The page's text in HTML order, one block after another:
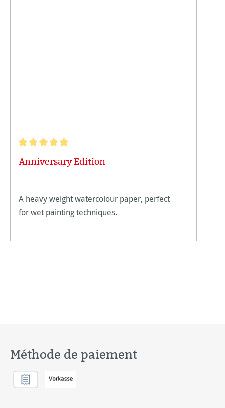
Anniversary Edition
A heavy weight watercolour paper, perfect
for wet painting techniques.
Méthode de paiement